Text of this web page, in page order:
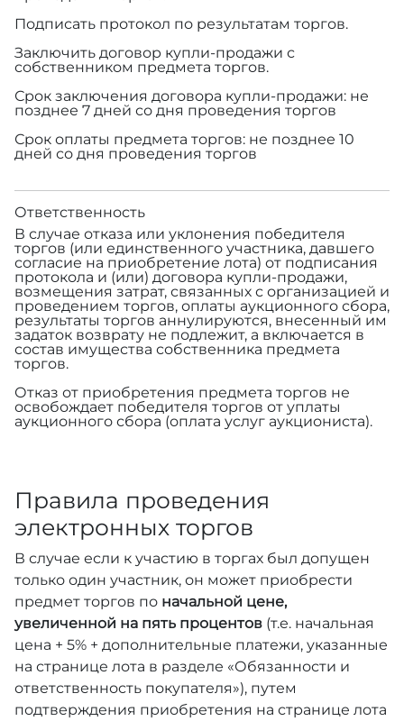
Подписать протокол по результатам торгов.
Заключить договор купли-продажи с
собственником предмета торгов.
Срок заключения договора купли-продажи: не
позднее 7 дней со дня проведения торгов
Срок оплаты предмета торгов: не позднее 10
дней со дня проведения торгов
Ответственность
В случае отказа или уклонения победителя
торгов (или единственного участника, давшего
согласие на приобретение лота) от подписания
протокола и (или) договора купли-продажи,
возмещения затрат, связанных с организацией и
проведением торгов, оплаты аукционного сбора,
результаты торгов аннулируются, внесенный им
задаток возврату не подлежит, а включается в
состав имущества собственника предмета
торгов.
Отказ от приобретения предмета торгов не
освобождает победителя торгов от уплаты
аукционного сбора (оплата услуг аукциониста).
Правила проведения
электронных торгов
В случае если к участию в торгах был допущен
только один участник, он может приобрести
предмет торгов по начальной цене,
увеличенной на пять процентов (т.е. начальная
цена + 5% + дополнительные платежи, указанные
на странице лота в разделе «Обязанности и
ответственность покупателя»), путем
подтверждения приобретения на странице лота